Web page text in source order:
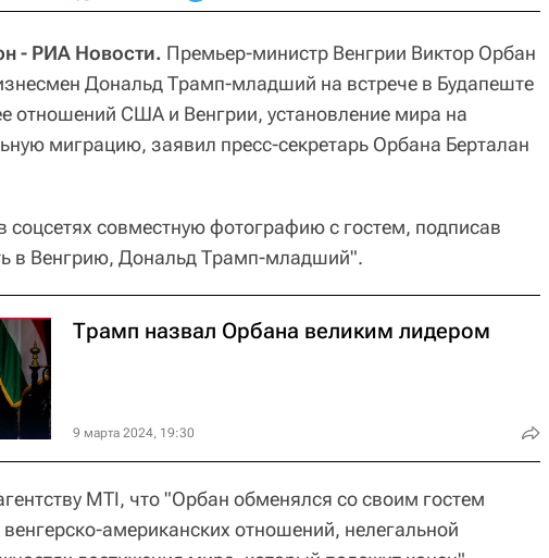
- РИА Новости. Премьер-министр Венгрии Виктор Орбан
Дональд Трамп-младший на встрече в Будапеште
отношений США и Венгрии, установление мира на
миграцию, заявил пресс-секретарь Орбана Берталан
соцсетях совместную фотографию с гостем, подписав
в Венгрию, Дональд Трамп-младший".
Трамп назвал Орбана великим лидером
9 марта 2024, 19:30
MTI, что "Орбан обменялся со своим гостем
американских отношений, нелегальной